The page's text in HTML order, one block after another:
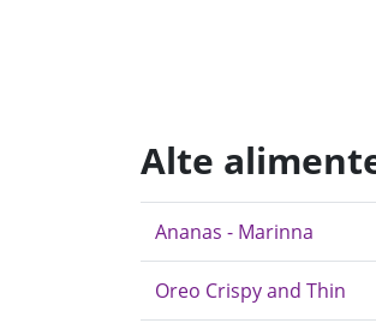
Alte
Ananas - Marinna
Oreo Crispy and Thin